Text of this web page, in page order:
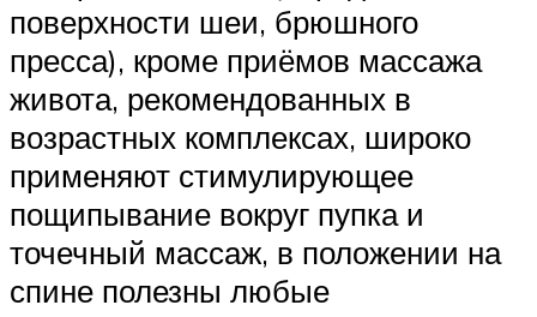
поверхности шеи, брюшного
пресса), кроме приёмов массажа
живота, рекомендованных в
возрастных комплексах, широко
применяют стимулирующее
пощипывание вокруг пупка и
точечный массаж, в положении на
спине полезны любые